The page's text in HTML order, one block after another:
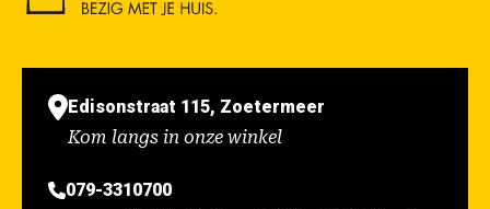
Edisonstraat 115, Zoetermeer
Kom langs in onze winkel
079-3310700